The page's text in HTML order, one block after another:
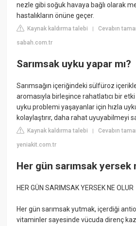
nezle gibi soğuk havaya bağlı olarak
hastalıkların önüne geçer.
Kaynak kaldırma talebi |Cevabın
sabah.com.tr
Sarımsak uyku yapar mı?
Sarımsağın içeriğindeki sülfüroz
aromasıyla birleşince rahatlatıcı bir
uyku problemi yaşayanlar için hızla
kolaylaştırır, daha rahat uyuyabilmeyi
Kaynak kaldırma talebi |Cevabın
yeniakit.com.tr
Her gün sarımsak yersek
HER GÜN SARIMSAK YERSEK NE OLUR
Her gün sarımsak yutmak, içerdiği
vitaminler sayesinde vücuda direnç